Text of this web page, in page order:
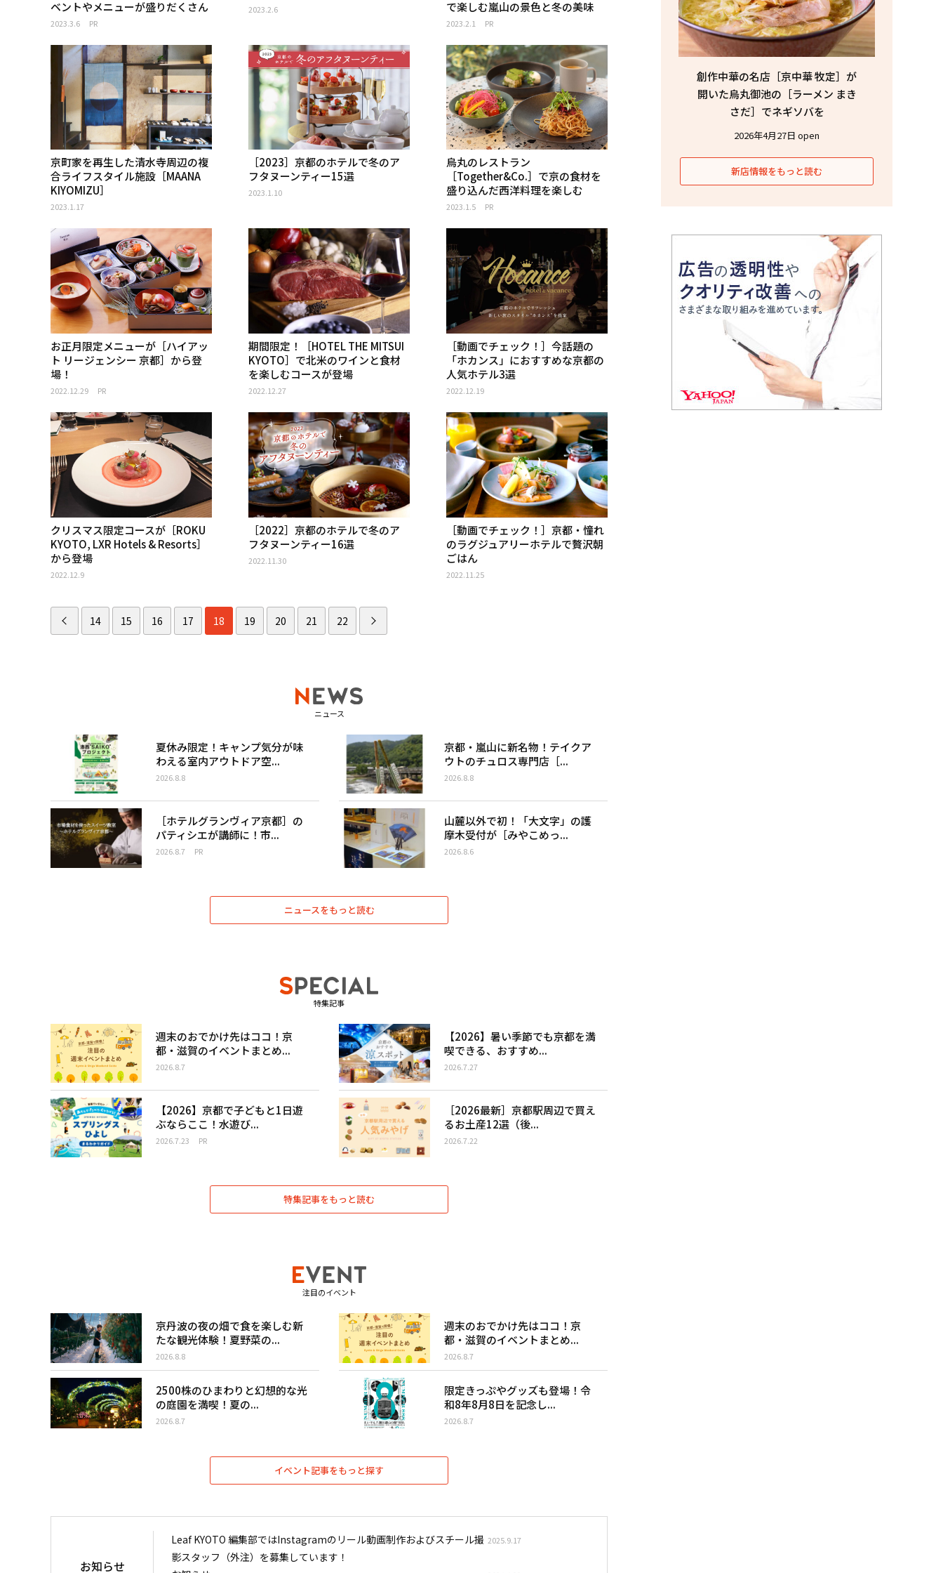
ベントやメニューが盛りだくさん
2023.3.6 PR
2023.2.6 で楽しむ嵐山の景色と冬の美味
2023.2.1 PR
京町家を再生した清水寺周辺の複
合ライフスタイル施設［MAANA
KIYOMIZU］
2023.1.17
［2023］京都のホテルで冬のア
フタヌーンティー15選
2023.1.10
烏丸のレストラン
［Together&Co.］で京の食材を
盛り込んだ西洋料理を楽しむ
2023.1.5 PR
お正月限定メニューが［ハイアッ
ト リージェンシー 京都］から登
場！
2022.12.29 PR
期間限定！［HOTEL THE MITSUI
KYOTO］で北米のワインと食材
を楽しむコースが登場
2022.12.27
［動画でチェック！］今話題の
「ホカンス」におすすめな京都の
人気ホテル3選
2022.12.19
クリスマス限定コースが［ROKU
KYOTO, LXR Hotels & Resorts］
から登場
2022.12.9
［2022］京都のホテルで冬のア
フタヌーンティー16選
2022.11.30
［動画でチェック！］京都・憧れ
のラグジュアリーホテルで贅沢朝
ごはん
2022.11.25
14 15 16 17 18 19 20 21 22
ニュース
夏休み限定！キャンプ気分が味
わえる室内アウトドア空...
2026.8.8
京都・嵐山に新名物！テイクア
ウトのチュロス専門店［...
2026.8.8
［ホテルグランヴィア京都］の
パティシエが講師に！市...
2026.8.7 PR
山麓以外で初！「大文字」の護
摩木受付が［みやこめっ...
2026.8.6
ニュースをもっと読む
特集記事
週末のおでかけ先はココ！京
都・滋賀のイベントまとめ...
2026.8.7
【2026】暑い季節でも京都を満
喫できる、おすすめ...
2026.7.27
【2026】京都で子どもと1日遊
ぶならここ！水遊び...
2026.7.23 PR
［2026最新］京都駅周辺で買え
るお土産12選（後...
2026.7.22
特集記事をもっと読む
注目のイベント
京丹波の夜の畑で食を楽しむ新
たな観光体験！夏野菜の...
2026.8.8
週末のおでかけ先はココ！京
都・滋賀のイベントまとめ...
2026.8.7
2500株のひまわりと幻想的な光
の庭園を満喫！夏の...
2026.8.7
限定きっぷやグッズも登場！令
和8年8月8日を記念し...
2026.8.7
イベント記事をもっと探す
創作中華の名店［京中華 牧定］が
開いた烏丸御池の［ラーメン まき
さだ］でネギソバを
2026年4月27日 open
新店情報をもっと読む
お知らせ
Leaf KYOTO 編集部ではInstagramのリール動画制作およびスチール撮
影スタッフ（外注）を募集しています！
2025.9.17